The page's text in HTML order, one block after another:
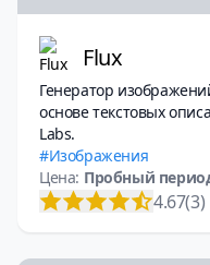
Flux
Генератор
основе текстовых
Labs.
Изображения
Цена: Пробный
4.67(3)